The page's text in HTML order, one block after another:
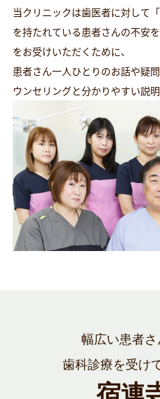
当クリニックは歯医者に対して
を持たれている患者さんの不安
をお受けいただくために、
患者さん一人ひとりのお話や疑
ウンセリングと分かりやすい説
幅広い患者
歯科診療を受け